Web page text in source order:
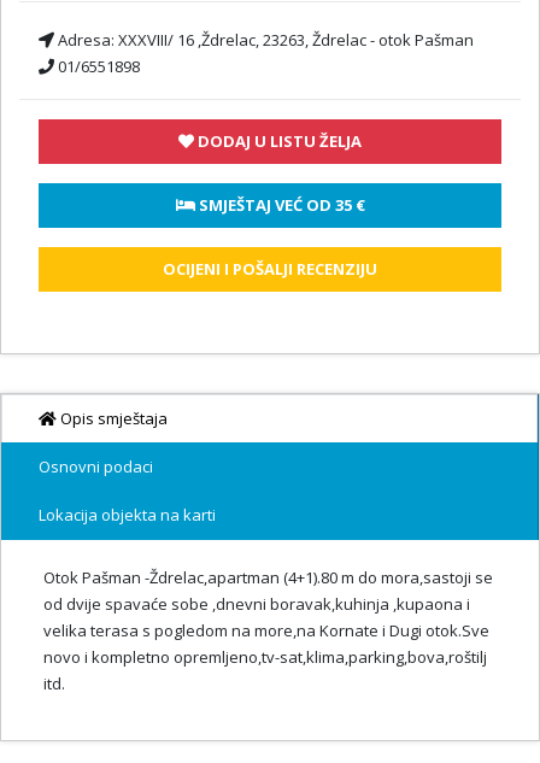
Adresa: XXXVIII/ 16 ,Ždrelac, 23263, Ždrelac - otok Pašman
01/6551898
DODAJ U LISTU ŽELJA
SMJEŠTAJ VEĆ OD 35 €
OCIJENI I POŠALJI RECENZIJU
Opis smještaja
Osnovni podaci
Lokacija objekta na karti
Otok Pašman -Ždrelac,apartman (4+1).80 m do mora,sastoji se
od dvije spavaće sobe ,dnevni boravak,kuhinja ,kupaona i
velika terasa s pogledom na more,na Kornate i Dugi otok.Sve
novo i kompletno opremljeno,tv-sat,klima,parking,bova,roštilj
itd.